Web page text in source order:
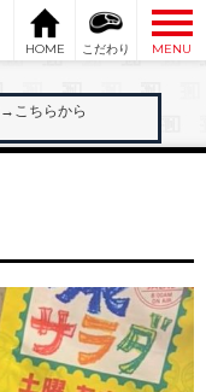
HOME こだわり
MENU
→こちらから